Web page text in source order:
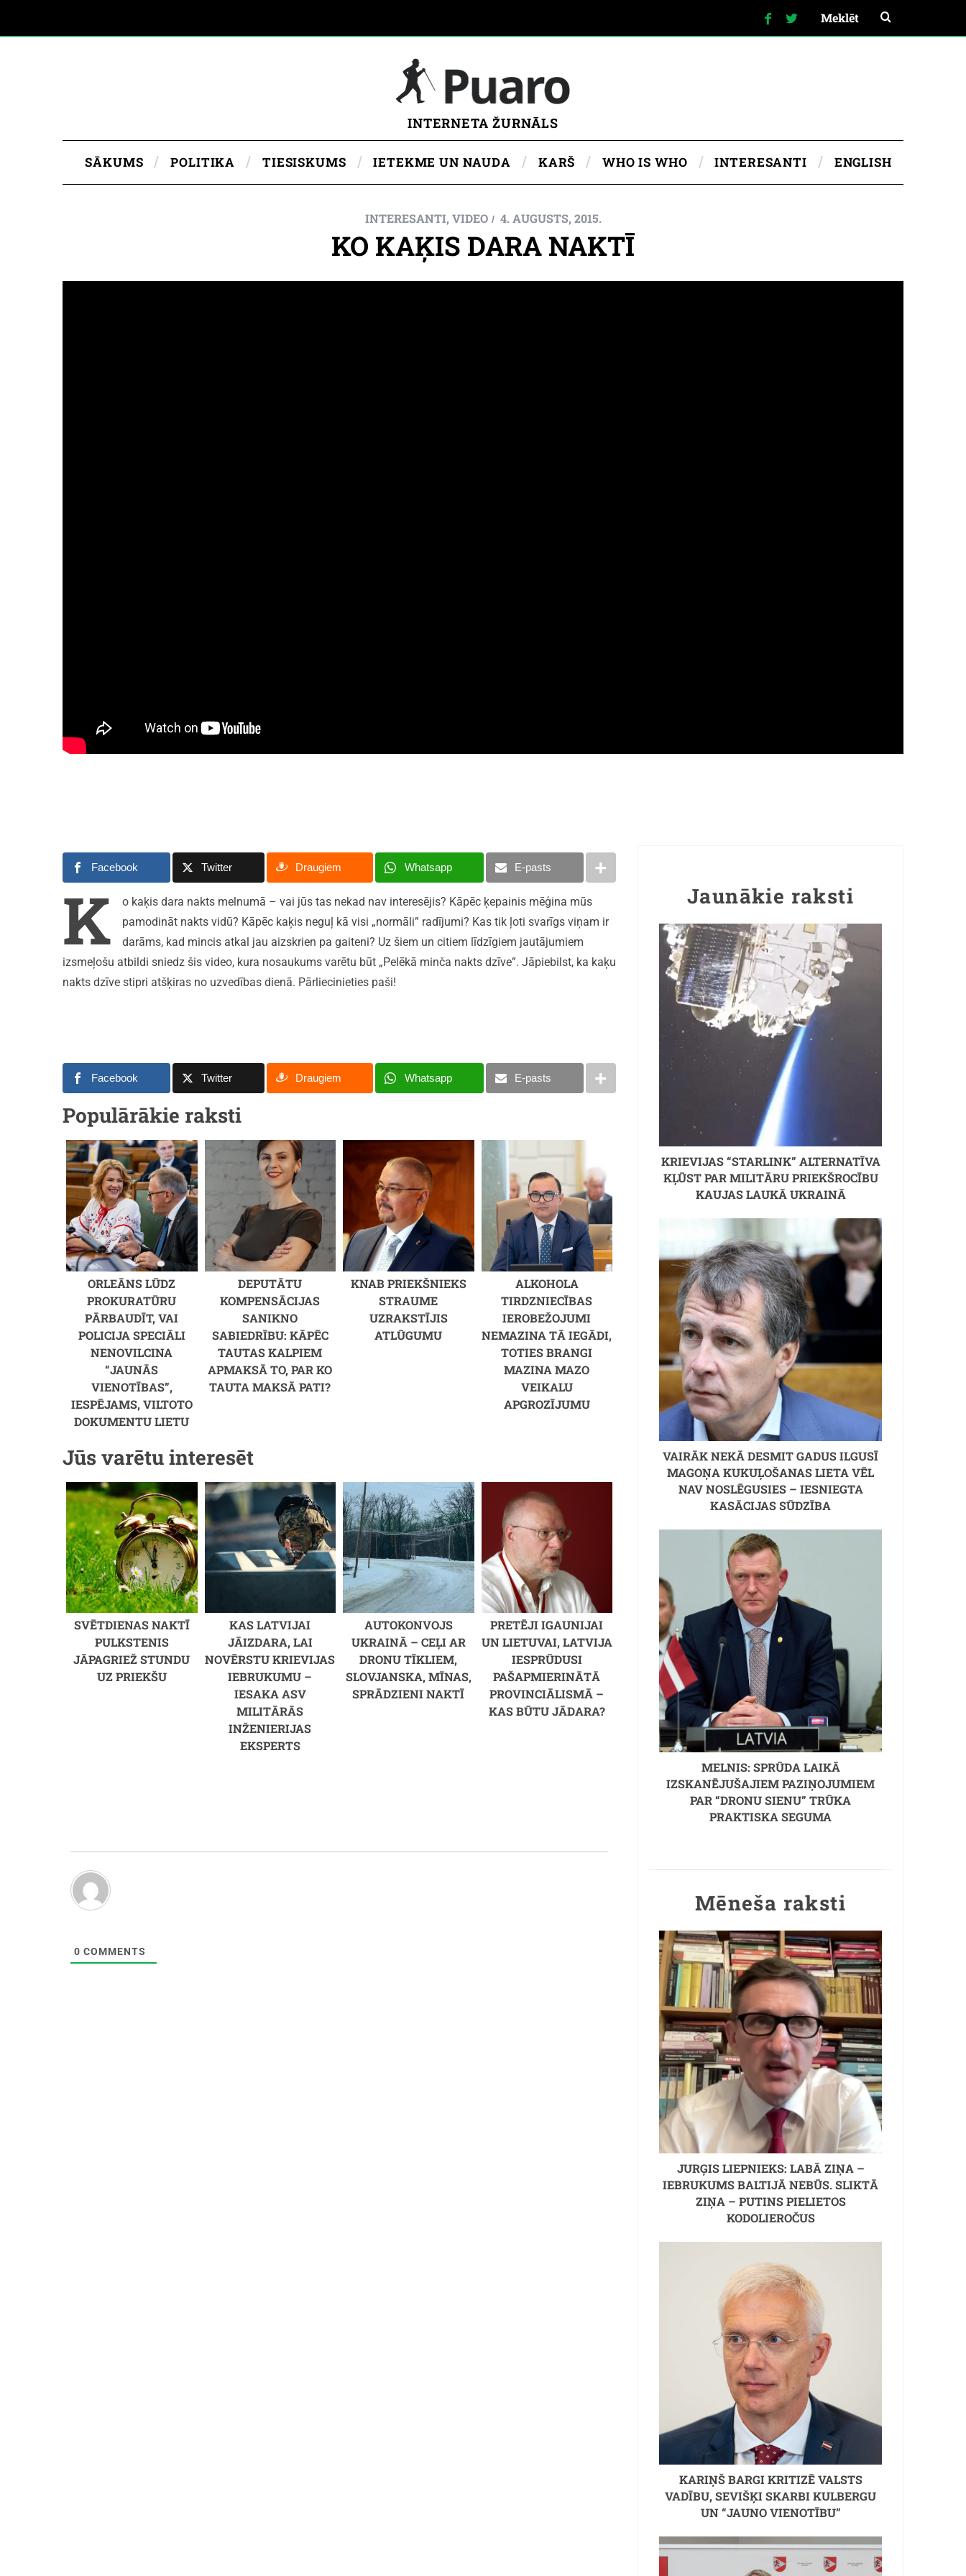
INTERNETA ŽURNĀLS
SĀKUMS POLITIKA TIESISKUMS IETEKME UN NAUDA KARŠ WHO IS WHO INTERESANTI ENGLISH
INTERESANTI, VIDEO 4. AUGUSTS, 2015.
KO KAĶIS DARA NAKTĪ
Facebook Twitter Draugiem Whatsapp E-pasts
K
o kaķis dara nakts melnumā – vai jūs tas nekad nav interesējis? Kāpēc ķepainis mēģina mūs
pamodināt nakts vidū? Kāpēc kaķis neguļ kā visi „normāli” radījumi? Kas tik ļoti svarīgs viņam ir
darāms, kad mincis atkal jau aizskrien pa gaiteni? Uz šiem un citiem līdzīgiem jautājumiem
izsmeļošu atbildi sniedz šis video, kura nosaukums varētu būt „Pelēkā minča nakts dzīve”. Jāpiebilst, ka kaķu
nakts dzīve stipri atšķiras no uzvedības dienā. Pārliecinieties paši!
Facebook Twitter Draugiem Whatsapp E-pasts
Populārākie raksti
ORLEĀNS LŪDZ
PROKURATŪRU
PĀRBAUDĪT, VAI
POLICIJA SPECIĀLI
NENOVILCINA
“JAUNĀS
VIENOTĪBAS”,
IESPĒJAMS, VILTOTO
DOKUMENTU LIETU
DEPUTĀTU
KOMPENSĀCIJAS
SANIKNO
SABIEDRĪBU: KĀPĒC
TAUTAS KALPIEM
APMAKSĀ TO, PAR KO
TAUTA MAKSĀ PATI?
KNAB PRIEKŠNIEKS
STRAUME
UZRAKSTĪJIS
ATLŪGUMU
ALKOHOLA
TIRDZNIECĪBAS
IEROBEŽOJUMI
NEMAZINA TĀ IEGĀDI,
TOTIES BRANGI
MAZINA MAZO
VEIKALU
APGROZĪJUMU
Jūs varētu interesēt
SVĒTDIENAS NAKTĪ
PULKSTENIS
JĀPAGRIEŽ STUNDU
UZ PRIEKŠU
KAS LATVIJAI
JĀIZDARA, LAI
NOVĒRSTU KRIEVIJAS
IEBRUKUMU –
IESAKA ASV
MILITĀRĀS
INŽENIERIJAS
EKSPERTS
AUTOKONVOJS
UKRAINĀ – CEĻI AR
DRONU TĪKLIEM,
SLOVJANSKA, MĪNAS,
SPRĀDZIENI NAKTĪ
PRETĒJI IGAUNIJAI
UN LIETUVAI, LATVIJA
IESPRŪDUSI
PAŠAPMIERINĀTĀ
PROVINCIĀLISMĀ –
KAS BŪTU JĀDARA?
0 COMMENTS
Jaunākie raksti
KRIEVIJAS “STARLINK” ALTERNATĪVA
KĻŪST PAR MILITĀRU PRIEKŠROCĪBU
KAUJAS LAUKĀ UKRAINĀ
VAIRĀK NEKĀ DESMIT GADUS ILGUSĪ
MAGOŅA KUKUĻOŠANAS LIETA VĒL
NAV NOSLĒGUSIES – IESNIEGTA
KASĀCIJAS SŪDZĪBA
MELNIS: SPRŪDA LAIKĀ
IZSKANĒJUŠAJIEM PAZIŅOJUMIEM
PAR “DRONU SIENU” TRŪKA
PRAKTISKA SEGUMA
Mēneša raksti
JURĢIS LIEPNIEKS: LABĀ ZIŅA –
IEBRUKUMS BALTIJĀ NEBŪS. SLIKTĀ
ZIŅA – PUTINS PIELIETOS
KODOLIEROČUS
KARIŅŠ BARGI KRITIZĒ VALSTS
VADĪBU, SEVIŠĶI SKARBI KULBERGU
UN “JAUNO VIENOTĪBU”